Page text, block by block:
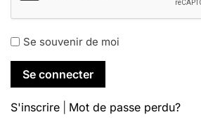
Se souvenir de moi
S'inscrire Mot de passe perdu?